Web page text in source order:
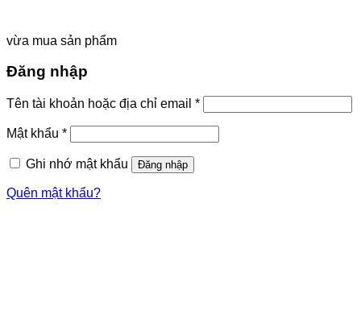
vừa mua sản phẩm
Đăng nhập
Tên tài khoản hoặc địa chỉ email *
Mật khẩu *
Ghi nhớ mật khẩu Đăng nhập
Quên mật khẩu?